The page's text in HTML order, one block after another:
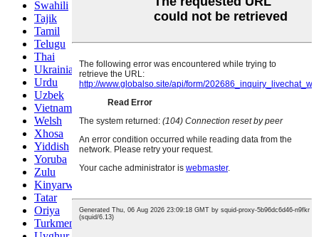
Swahili
Tajik
Tamil
Telugu
Thai
Ukrainian
Urdu
Uzbek
Vietnamese
Welsh
Xhosa
Yiddish
Yoruba
Zulu
Kinyarwanda
Tatar
Oriya
Turkmen